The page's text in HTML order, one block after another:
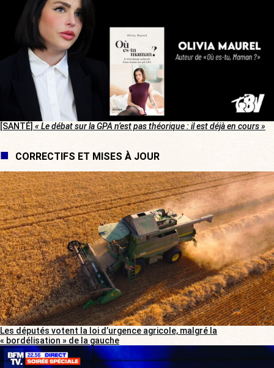
[SANTÉ] « Le débat sur la GPA n’est pas théorique : il est déjà en cours »
CORRECTIFS ET MISES À JOUR
Les députés votent la loi d’urgence agricole, malgré la
« bordélisation » de la gauche